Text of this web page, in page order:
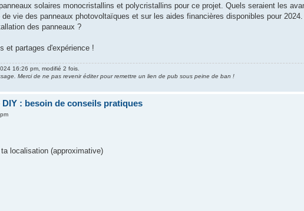
solaires monocristallins et polycristallins pour ce projet. Quels seraient les
de vie des panneaux photovoltaïques et sur les aides financières disponibles pour
des panneaux ?
et partages d'expérience !
16:26 pm, modifié 2 fois.
Merci de ne pas revenir éditer pour remettre un lien de pub sous peine de ban !
: besoin de conseils pratiques
localisation (approximative)